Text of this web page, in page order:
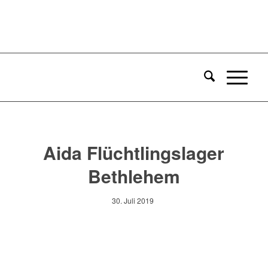
Aida Flüchtlingslager
Bethlehem
30. Juli 2019